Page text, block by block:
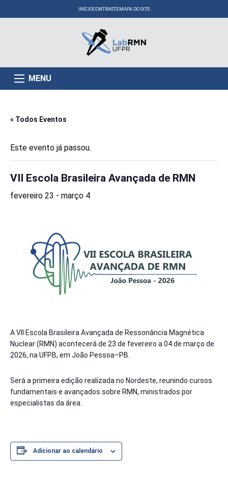
INÍCIOCONTRASTEMAPA DO SITE
MENU
« Todos Eventos
Este evento já passou.
VII Escola Brasileira Avançada de RMN
fevereiro 23 - março 4
A VII Escola Brasileira Avançada de Ressonância Magnética
Nuclear (RMN) acontecerá de 23 de fevereiro a 04 de março de
2026, na UFPB, em João Pessoa–PB.
Será a primeira edição realizada no Nordeste, reunindo cursos
fundamentais e avançados sobre RMN, ministrados por
especialistas da área.
Adicionar ao calendário